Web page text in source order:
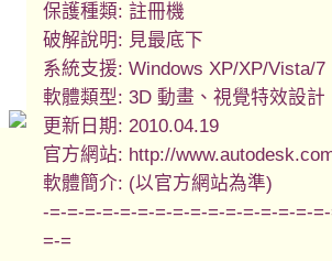
保護種類: 註冊機
破解說明: 見最底下
系統支援: Windows XP/XP/Vista/7
軟體類型: 3D 動畫、視覺特效設計
更新日期: 2010.04.19
官方網站: http://
軟體簡介: (以官方網站為準)
-=-=-=-=-=-=-=-=-=-=-=-=-=-=-=-
=-=